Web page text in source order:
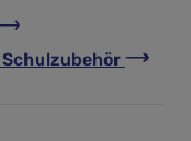
Schulzubehör